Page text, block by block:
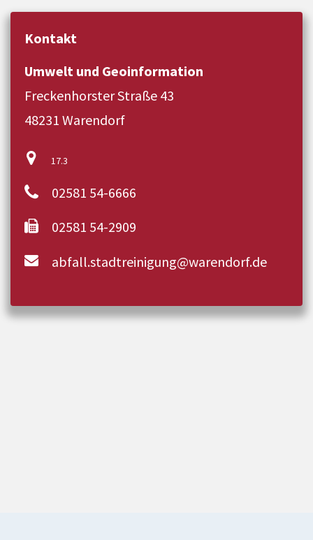
Kontakt
Umwelt und Geoinformation
Freckenhorster Straße 43
48231 Warendorf
17.3
02581 54-6666
02581 54-2909
abfall.stadtreinigung@warendorf.de